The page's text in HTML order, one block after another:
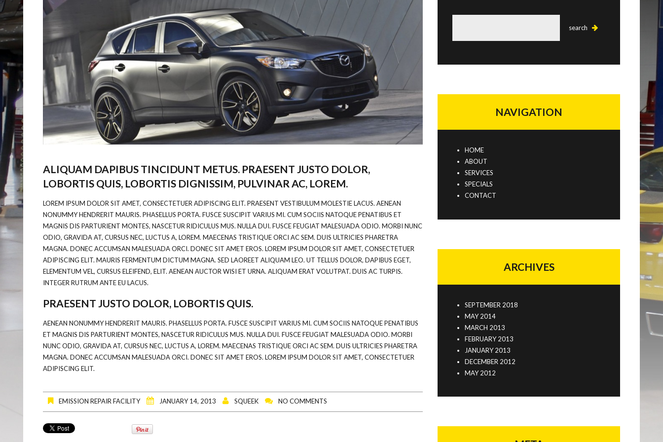
ALIQUAM DAPIBUS TINCIDUNT METUS. PRAESENT JUSTO DOLOR,
LOBORTIS QUIS, LOBORTIS DIGNISSIM, PULVINAR AC, LOREM.
LOREM IPSUM DOLOR SIT AMET, CONSECTETUER ADIPISCING ELIT. PRAESENT VESTIBULUM MOLESTIE LACUS. AENEAN
NONUMMY HENDRERIT MAURIS. PHASELLUS PORTA. FUSCE SUSCIPIT VARIUS MI. CUM SOCIIS NATOQUE PENATIBUS ET
MAGNIS DIS PARTURIENT MONTES, NASCETUR RIDICULUS MUS. NULLA DUI. FUSCE FEUGIAT MALESUADA ODIO. MORBI NUNC
ODIO, GRAVIDA AT, CURSUS NEC, LUCTUS A, LOREM. MAECENAS TRISTIQUE ORCI AC SEM. DUIS ULTRICIES PHARETRA
MAGNA. DONEC ACCUMSAN MALESUADA ORCI. DONEC SIT AMET EROS. LOREM IPSUM DOLOR SIT AMET, CONSECTETUER
ADIPISCING ELIT. MAURIS FERMENTUM DICTUM MAGNA. SED LAOREET ALIQUAM LEO. UT TELLUS DOLOR, DAPIBUS EGET,
ELEMENTUM VEL, CURSUS ELEIFEND, ELIT. AENEAN AUCTOR WISI ET URNA. ALIQUAM ERAT VOLUTPAT. DUIS AC TURPIS.
INTEGER RUTRUM ANTE EU LACUS.
PRAESENT JUSTO DOLOR, LOBORTIS QUIS.
AENEAN NONUMMY HENDRERIT MAURIS. PHASELLUS PORTA. FUSCE SUSCIPIT VARIUS MI. CUM SOCIIS NATOQUE PENATIBUS
ET MAGNIS DIS PARTURIENT MONTES, NASCETUR RIDICULUS MUS. NULLA DUI. FUSCE FEUGIAT MALESUADA ODIO. MORBI
NUNC ODIO, GRAVIDA AT, CURSUS NEC, LUCTUS A, LOREM. MAECENAS TRISTIQUE ORCI AC SEM. DUIS ULTRICIES PHARETRA
MAGNA. DONEC ACCUMSAN MALESUADA ORCI. DONEC SIT AMET EROS. LOREM IPSUM DOLOR SIT AMET, CONSECTETUER
ADIPISCING ELIT.
EMISSION REPAIR FACILITY JANUARY 14, 2013 SQUEEK NO COMMENTS
NAVIGATION
HOME
ABOUT
SERVICES
SPECIALS
CONTACT
ARCHIVES
SEPTEMBER 2018
MAY 2014
MARCH 2013
FEBRUARY 2013
JANUARY 2013
DECEMBER 2012
MAY 2012